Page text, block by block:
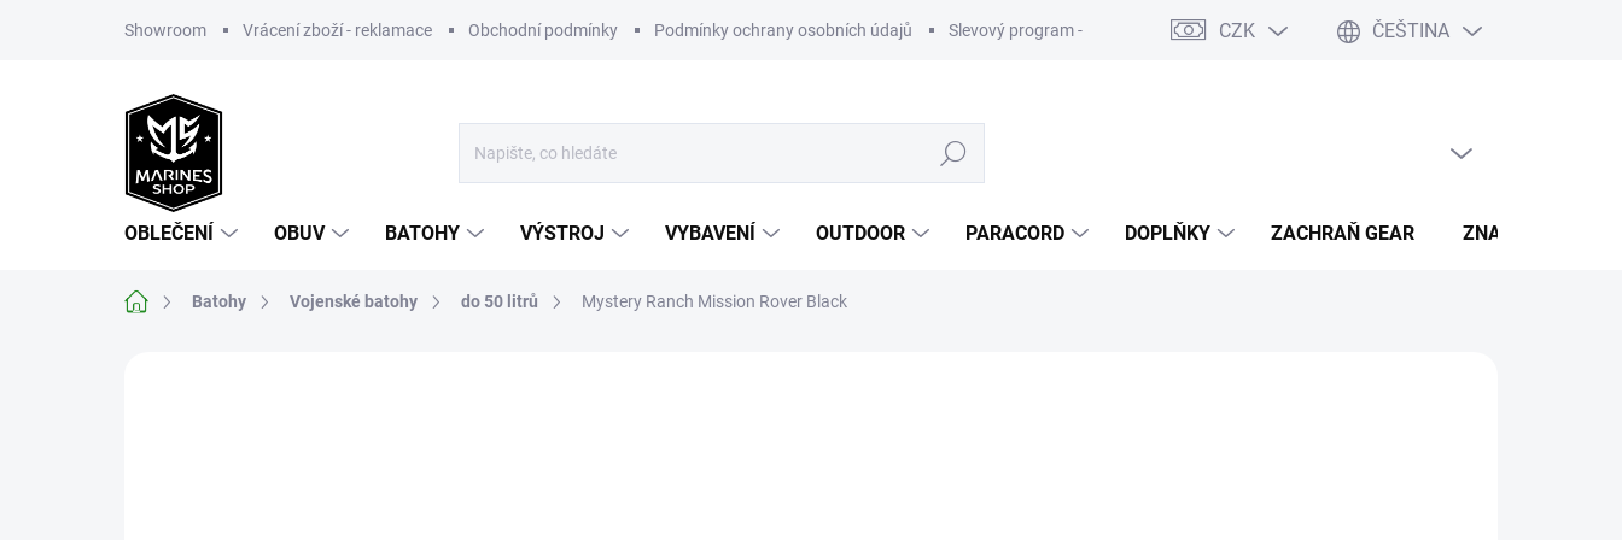
Showroom Vrácení zboží - reklamace Obchodní podmínky Podmínky ochrany osobních údajů Slevový program - výhody CZK ČEŠTINA
Hledat
OBLEČENÍ OBUV BATOHY VÝSTROJ VYBAVENÍ OUTDOOR PARACORD DOPLŇKY ZACHRAŇ GEAR ZNAČKY
Domů Batohy Vojenské batohy do 50 litrů Mystery Ranch Mission Rover Black